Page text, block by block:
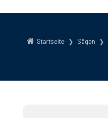
Startseite Sägen